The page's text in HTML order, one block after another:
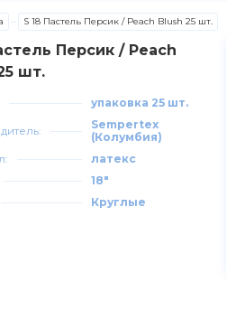
S 18 Пастель Персик / Peach Blush 25 шт.
Персик / Peach
шт.
упаковка 25 шт.
Sempertex
(Колумбия)
латекс
18"
Круглые